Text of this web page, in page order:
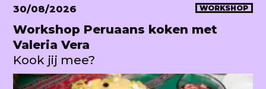
30/08/2026 WORKSHOP
Workshop Peruaans koken met
Valeria Vera
Kook jij mee?